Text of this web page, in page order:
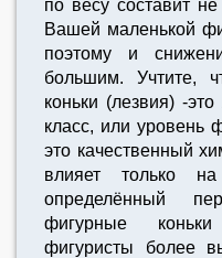
по весу составит
Вашей маленькой
поэтому и
большим. Учтите,
коньки (лезвия) -
класс, или уровень
это качественный
влияет только
определённый
фигурные
фигуристы более